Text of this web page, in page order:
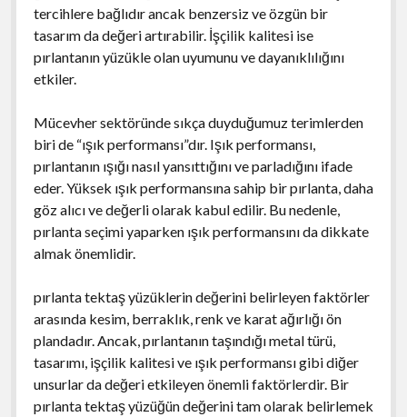
tercihlere bağlıdır ancak benzersiz ve özgün bir
tasarım da değeri artırabilir. İşçilik kalitesi ise
pırlantanın yüzükle olan uyumunu ve dayanıklılığını
etkiler.
Mücevher sektöründe sıkça duyduğumuz terimlerden
biri de “ışık performansı”dır. Işık performansı,
pırlantanın ışığı nasıl yansıttığını ve parladığını ifade
eder. Yüksek ışık performansına sahip bir pırlanta, daha
göz alıcı ve değerli olarak kabul edilir. Bu nedenle,
pırlanta seçimi yaparken ışık performansını da dikkate
almak önemlidir.
pırlanta tektaş yüzüklerin değerini belirleyen faktörler
arasında kesim, berraklık, renk ve karat ağırlığı ön
plandadır. Ancak, pırlantanın taşındığı metal türü,
tasarımı, işçilik kalitesi ve ışık performansı gibi diğer
unsurlar da değeri etkileyen önemli faktörlerdir. Bir
pırlanta tektaş yüzüğün değerini tam olarak belirlemek